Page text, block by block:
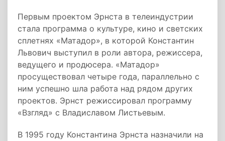
Первым проектом Эрнста в телеиндустрии
стала программа о культуре, кино и светских
сплетнях «Матадор», в которой Константин
Львович выступил в роли автора, режиссера,
ведущего и продюсера. «Матадор»
просуществовал четыре года, параллельно с
ним успешно шла работа над рядом других
проектов. Эрнст режиссировал программу
«Взгляд» с Владиславом Листьевым.
В 1995 году Константина Эрнста назначили на